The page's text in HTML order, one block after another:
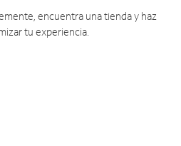
encuentra una tienda y haz
tu experiencia.